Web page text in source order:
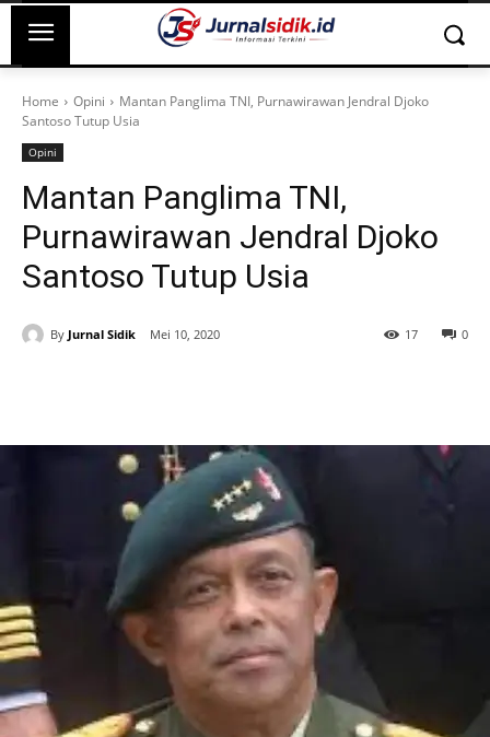
Home Opini
Mantan Panglima TNI, Purnawirawan Jendral Djoko
Santoso Tutup Usia
Opini
Mantan Panglima TNI,
Purnawirawan Jendral Djoko
Santoso Tutup Usia
By Jurnal Sidik Mei 10, 2020 0
17